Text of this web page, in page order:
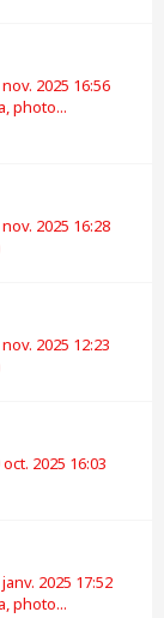
2025 16:56
photo...
2025 16:28
2025 12:23
2025 16:03
2025 17:52
photo...